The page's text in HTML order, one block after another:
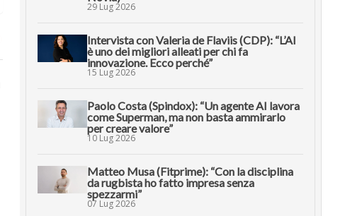
29 Lug 2026
Intervista con Valeria de Flaviis (CDP): “L’AI
è uno dei migliori alleati per chi fa
innovazione. Ecco perché”
15 Lug 2026
Paolo Costa (Spindox): “Un agente AI lavora
come Superman, ma non basta ammirarlo
per creare valore”
10 Lug 2026
Matteo Musa (Fitprime): “Con la disciplina
da rugbista ho fatto impresa senza
spezzarmi”
07 Lug 2026